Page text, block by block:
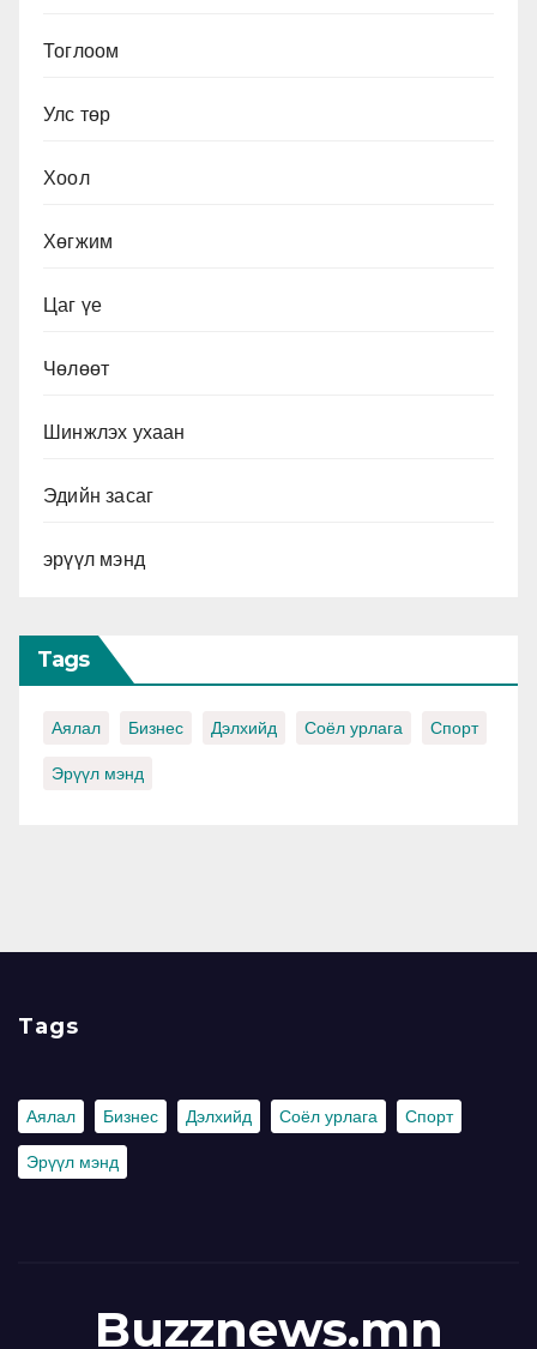
Тоглоом
Улс төр
Хоол
Хөгжим
Цаг үе
Чөлөөт
Шинжлэх ухаан
Эдийн засаг
эрүүл мэнд
Tags
Аялал Бизнес Дэлхийд Соёл урлага Спорт
Эрүүл мэнд
Tags
Аялал Бизнес Дэлхийд Соёл урлага Спорт
Эрүүл мэнд
Buzznews.mn